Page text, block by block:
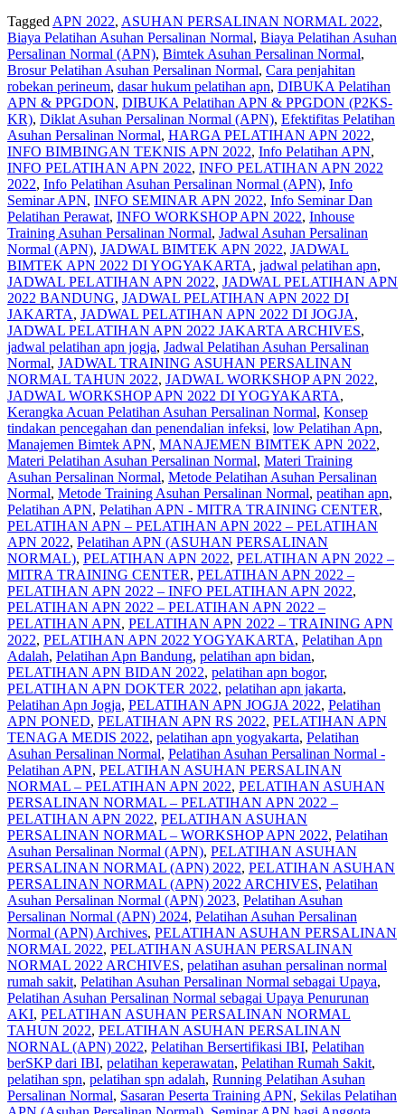
Tagged APN 2022, ASUHAN PERSALINAN NORMAL 2022,
Biaya Pelatihan Asuhan Persalinan Normal, Biaya Pelatihan Asuhan
Persalinan Normal (APN), Bimtek Asuhan Persalinan Normal,
Brosur Pelatihan Asuhan Persalinan Normal, Cara penjahitan
robekan perineum, dasar hukum pelatihan apn, DIBUKA Pelatihan
APN & PPGDON, DIBUKA Pelatihan APN & PPGDON (P2KS-
KR), Diklat Asuhan Persalinan Normal (APN), Efektifitas Pelatihan
Asuhan Persalinan Normal, HARGA PELATIHAN APN 2022,
INFO BIMBINGAN TEKNIS APN 2022, Info Pelatihan APN,
INFO PELATIHAN APN 2022, INFO PELATIHAN APN 2022
2022, Info Pelatihan Asuhan Persalinan Normal (APN), Info
Seminar APN, INFO SEMINAR APN 2022, Info Seminar Dan
Pelatihan Perawat, INFO WORKSHOP APN 2022, Inhouse
Training Asuhan Persalinan Normal, Jadwal Asuhan Persalinan
Normal (APN), JADWAL BIMTEK APN 2022, JADWAL
BIMTEK APN 2022 DI YOGYAKARTA, jadwal pelatihan apn,
JADWAL PELATIHAN APN 2022, JADWAL PELATIHAN APN
2022 BANDUNG, JADWAL PELATIHAN APN 2022 DI
JAKARTA, JADWAL PELATIHAN APN 2022 DI JOGJA,
JADWAL PELATIHAN APN 2022 JAKARTA ARCHIVES,
jadwal pelatihan apn jogja, Jadwal Pelatihan Asuhan Persalinan
Normal, JADWAL TRAINING ASUHAN PERSALINAN
NORMAL TAHUN 2022, JADWAL WORKSHOP APN 2022,
JADWAL WORKSHOP APN 2022 DI YOGYAKARTA,
Kerangka Acuan Pelatihan Asuhan Persalinan Normal, Konsep
tindakan pencegahan dan penendalian infeksi, low Pelatihan Apn,
Manajemen Bimtek APN, MANAJEMEN BIMTEK APN 2022,
Materi Pelatihan Asuhan Persalinan Normal, Materi Training
Asuhan Persalinan Normal, Metode Pelatihan Asuhan Persalinan
Normal, Metode Training Asuhan Persalinan Normal, peatihan apn,
Pelatihan APN, Pelatihan APN - MITRA TRAINING CENTER,
PELATIHAN APN – PELATIHAN APN 2022 – PELATIHAN
APN 2022, Pelatihan APN (ASUHAN PERSALINAN
NORMAL), PELATIHAN APN 2022, PELATIHAN APN 2022 –
MITRA TRAINING CENTER, PELATIHAN APN 2022 –
PELATIHAN APN 2022 – INFO PELATIHAN APN 2022,
PELATIHAN APN 2022 – PELATIHAN APN 2022 –
PELATIHAN APN, PELATIHAN APN 2022 – TRAINING APN
2022, PELATIHAN APN 2022 YOGYAKARTA, Pelatihan Apn
Adalah, Pelatihan Apn Bandung, pelatihan apn bidan,
PELATIHAN APN BIDAN 2022, pelatihan apn bogor,
PELATIHAN APN DOKTER 2022, pelatihan apn jakarta,
Pelatihan Apn Jogja, PELATIHAN APN JOGJA 2022, Pelatihan
APN PONED, PELATIHAN APN RS 2022, PELATIHAN APN
TENAGA MEDIS 2022, pelatihan apn yogyakarta, Pelatihan
Asuhan Persalinan Normal, Pelatihan Asuhan Persalinan Normal -
Pelatihan APN, PELATIHAN ASUHAN PERSALINAN
NORMAL – PELATIHAN APN 2022, PELATIHAN ASUHAN
PERSALINAN NORMAL – PELATIHAN APN 2022 –
PELATIHAN APN 2022, PELATIHAN ASUHAN
PERSALINAN NORMAL – WORKSHOP APN 2022, Pelatihan
Asuhan Persalinan Normal (APN), PELATIHAN ASUHAN
PERSALINAN NORMAL (APN) 2022, PELATIHAN ASUHAN
PERSALINAN NORMAL (APN) 2022 ARCHIVES, Pelatihan
Asuhan Persalinan Normal (APN) 2023, Pelatihan Asuhan
Persalinan Normal (APN) 2024, Pelatihan Asuhan Persalinan
Normal (APN) Archives, PELATIHAN ASUHAN PERSALINAN
NORMAL 2022, PELATIHAN ASUHAN PERSALINAN
NORMAL 2022 ARCHIVES, pelatihan asuhan persalinan normal
rumah sakit, Pelatihan Asuhan Persalinan Normal sebagai Upaya,
Pelatihan Asuhan Persalinan Normal sebagai Upaya Penurunan
AKI, PELATIHAN ASUHAN PERSALINAN NORMAL
TAHUN 2022, PELATIHAN ASUHAN PERSALINAN
NORNAL (APN) 2022, Pelatihan Bersertifikasi IBI, Pelatihan
berSKP dari IBI, pelatihan keperawatan, Pelatihan Rumah Sakit,
pelatihan spn, pelatihan spn adalah, Running Pelatihan Asuhan
Persalinan Normal, Sasaran Peserta Training APN, Sekilas Pelatihan